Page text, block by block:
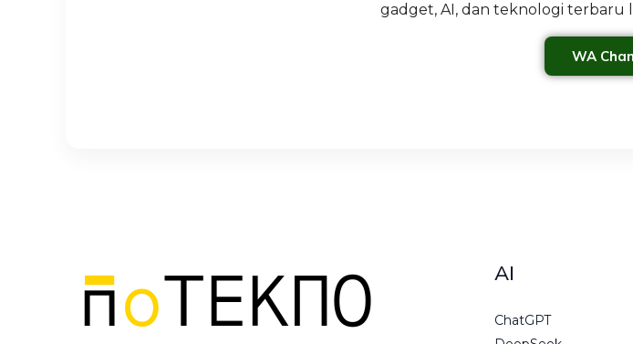
gadget, AI, dan teknologi terbaru
WA
AI
ChatGPT